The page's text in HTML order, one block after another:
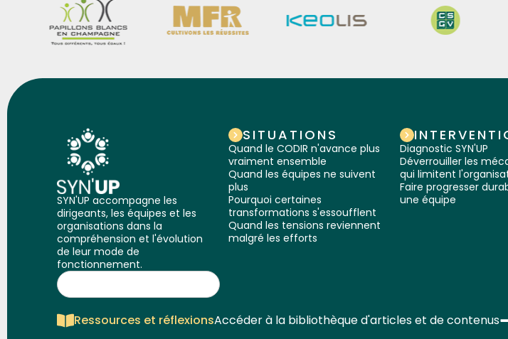
SYN'UP accompagne les
dirigeants, les équipes et les
organisations dans la
compréhension et l'évolution
de leur mode de
fonctionnement.
SITUATIONS
Quand le CODIR n'avance plus
vraiment ensemble
Quand les équipes ne suivent
plus
Pourquoi certaines
transformations s'essoufflent
Quand les tensions reviennent
malgré les efforts
Diagnostic SYN'UP
Déverrouiller les
qui limitent
Faire progresser
une équipe
Ressources et réflexionsAccéder à la bibliothèque d'articles et de contenus